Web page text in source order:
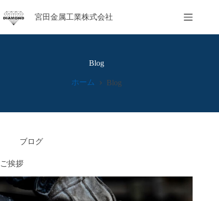
ン
ン
宮田金属工業株式会社
Blog
ホーム Blog
ブログ
ご挨拶